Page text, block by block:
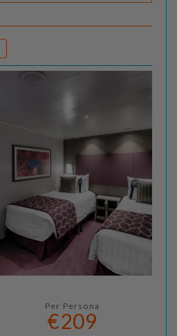
Per Persona
€209